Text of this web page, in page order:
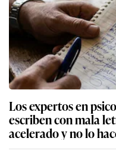
Los expertos en
escriben con mala
acelerado y no lo